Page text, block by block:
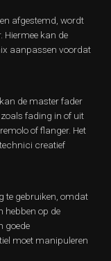
afgestemd, wordt
Hiermee kan de
aanpassen voordat
de master fader
fading in of uit
of flanger. Het
creatief
te gebruiken, omdat
hebben op de
goede
moet manipuleren